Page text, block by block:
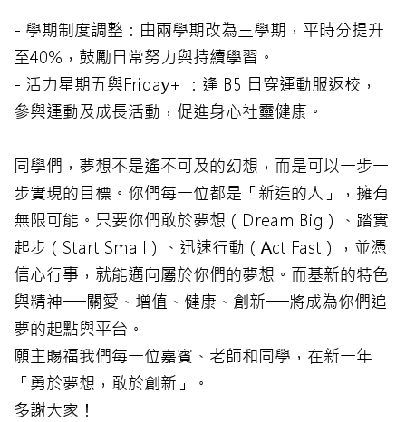
- 學期制度調整：由兩學期改為三學期，平時分提升
至40%，鼓勵日常努力與持續學習。
- 活力星期五與Friday+ ：逢 B5 日穿運動服返校，
參與運動及成長活動，促進身心社靈健康。
同學們，夢想不是遙不可及的幻想，而是可以一步一
步實現的目標。你們每一位都是「新造的人」，擁有
無限可能。只要你們敢於夢想（Dream Big）、踏實
起步（Start Small）、迅速行動（Act Fast），並憑
信心行事，就能邁向屬於你們的夢想。而基新的特色
與精神──關愛、增值、健康、創新──將成為你們追
夢的起點與平台。
願主賜福我們每一位嘉賓、老師和同學，在新一年
「勇於夢想，敢於創新」。
多謝大家！